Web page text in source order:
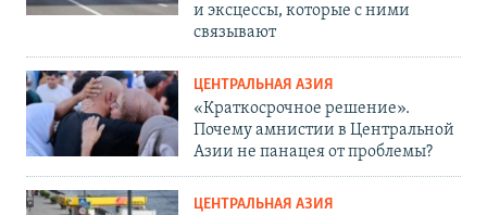
и эксцессы, которые с ними
связывают
ЦЕНТРАЛЬНАЯ АЗИЯ
«Краткосрочное решение».
Почему амнистии в Центральной
Азии не панацея от проблемы?
ЦЕНТРАЛЬНАЯ АЗИЯ